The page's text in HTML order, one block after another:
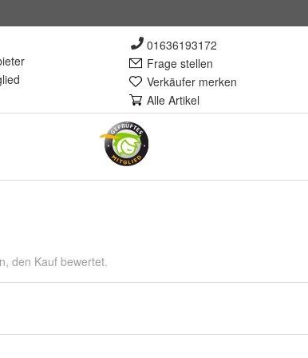
01636193172
Frage stellen
Verkäufer merken
Alle Artikel
den Kauf bewertet.